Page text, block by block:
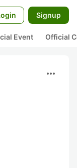
Signup
Event Official
more_horiz